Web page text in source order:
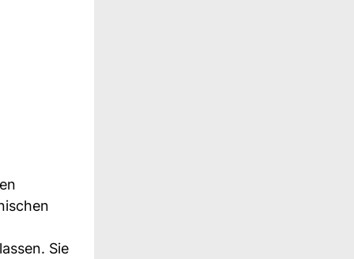
Sie